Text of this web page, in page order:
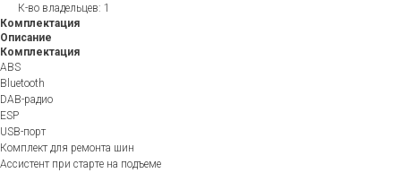
К-во владельцев: 1
Комплектация
Описание
Комплектация
ABS
Bluetooth
DAB-радио
ESP
USB-порт
Комплект для ремонта шин
Ассистент при старте на подъеме